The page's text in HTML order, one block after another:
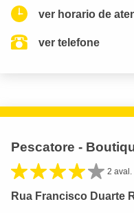
ver horario de
ver telefone
Pescatore -
2 aval.
Rua Francisco Duarte